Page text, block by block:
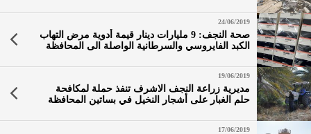
24/06/2019
صحة النجف: 9 مليارات دينار قيمة أدوية مرض التهاب
الكبد الفايروسي والسرطانية الواصلة الى المحافظة
19/06/2019
مديرية زراعة النجف الاشرف تنفذ حملة لمكافحة
حلم الغبار على أشجار النخيل في بساتين المحافظة
17/06/2019